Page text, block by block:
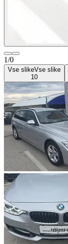
1/0
Vse slikeVse slike
10